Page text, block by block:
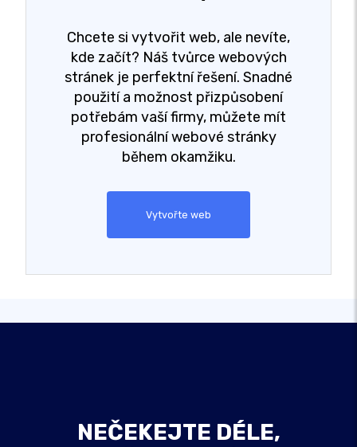
Chcete si vytvořit web, ale nevíte,
kde začít? Náš tvůrce webových
stránek je perfektní řešení. Snadné
použití a možnost přizpůsobení
potřebám vaší firmy, můžete mít
profesionální webové stránky
během okamžiku.
Vytvořte web
NEČEKEJTE DÉLE,